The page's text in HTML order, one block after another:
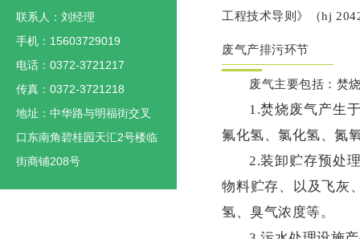
联系人：刘经理
手机：15603729019
电话：0372-3721217
传真：0372-3721218
地址：中华路与明福街交叉
口东南角碧桂园天汇2号楼临
街商铺208号
工程技术导则》（hj
废气产排污环节
废气主要包括：焚
1.焚烧废气产生
氟化氢、氯化氢、氮
2.装卸贮存预处
物料贮存、以及飞灰
氢、臭气浓度等。